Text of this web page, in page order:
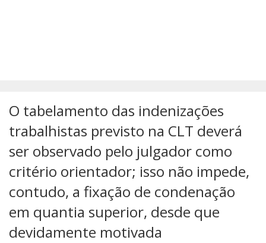
O tabelamento das indenizações
trabalhistas previsto na CLT deverá
ser observado pelo julgador como
critério orientador; isso não impede,
contudo, a fixação de condenação
em quantia superior, desde que
devidamente motivada